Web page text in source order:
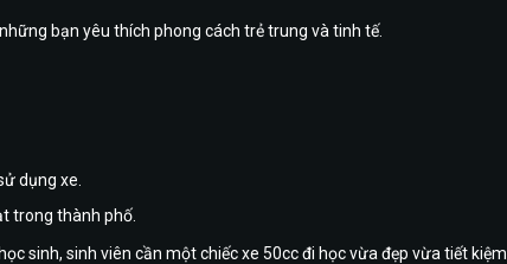
bạn yêu thích phong cách trẻ trung và tinh tế.
dụng xe.
trong thành phố.
sinh, sinh viên cần một chiếc xe 50cc đi học vừa đẹp vừa tiết kiệm.